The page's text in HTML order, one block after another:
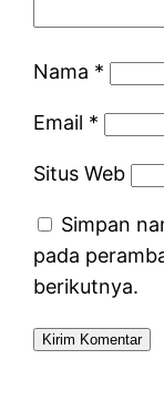
Nama *
Email *
Situs Web
Simpan
pada
berikutnya.